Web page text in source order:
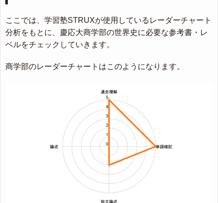
ここでは、学習塾STRUXが使用しているレーダーチャート
分析をもとに、慶応大商学部の世界史に必要な参考書・レ
ベルをチェックしていきます。
商学部のレーダーチャートはこのようになります。